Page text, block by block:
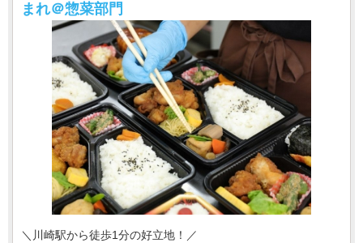
まれ＠惣菜部門
＼川崎駅から徒歩1分の好立地！／